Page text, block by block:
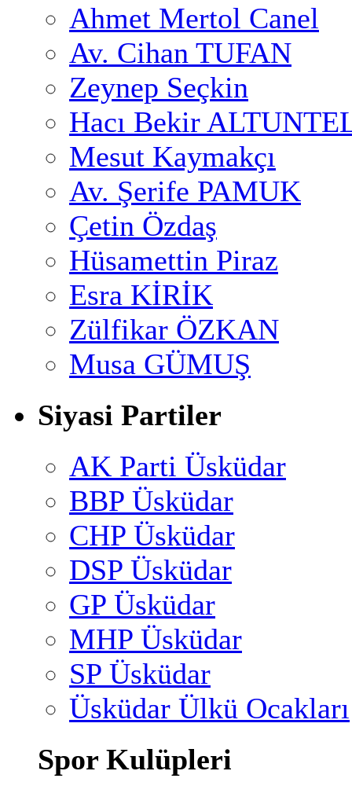
Ahmet Mertol Canel
Av. Cihan TUFAN
Zeynep Seçkin
Hacı Bekir
Mesut Kaymakçı
Av. Şerife PAMUK
Çetin Özdaş
Hüsamettin Piraz
Esra KİRİK
Zülfikar ÖZKAN
Musa GÜMUŞ
Siyasi Partiler
AK Parti Üsküdar
BBP Üsküdar
CHP Üsküdar
DSP Üsküdar
GP Üsküdar
MHP Üsküdar
SP Üsküdar
Üsküdar Ülkü Ocakları
Spor Kulüpleri